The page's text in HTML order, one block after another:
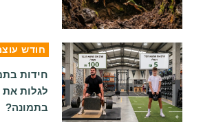
חודש
חידות
לגלות
בתמונה?